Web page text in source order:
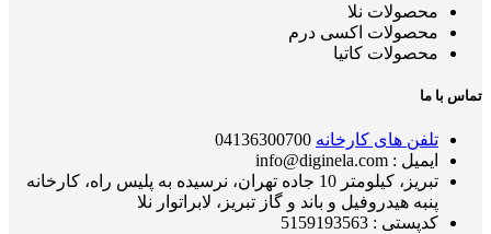
محصولات نلا
محصولات اکسی درم
محصولات کاتیا
تماس با ما
تلفن های کارخانه
ایمیل : info@diginela.com
تبریز، کیلومتر 10 جاده تهران، نرسیده به پلیس راه، کارخانه
پنبه هیدروفیل و باند و گاز تبریز، لابراتوار نلا
کدپستی : 5159193563